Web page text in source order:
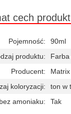
cech
Pojemność:
90ml
produktu:
Farba
Producent:
Matrix
koloryzacji:
ton w
amoniaku:
Tak